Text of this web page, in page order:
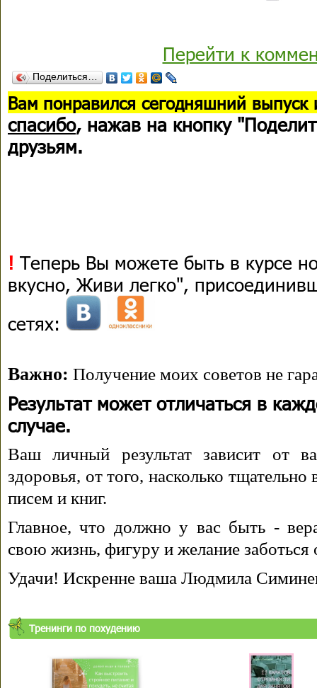
Перейти к
Поделиться…
Вам понравился сегодняшний выпуск
спасибо, нажав на кнопку
друзьям.
! Теперь Вы можете быть в курсе
вкусно, Живи легко",
сетях:
Важно: Получение моих советов не
Результат может отличаться в
случае.
Ваш личный результат зависит от
здоровья, от того, насколько
писем и книг.
Главное, что должно у вас быть -
свою жизнь, фигуру и желание заботься
Удачи! Искренне ваша Людмила
Тренинги по похудению